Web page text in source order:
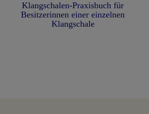
Klangschalen-Praxisbuch für
Besitzerinnen einer einzelnen
Klangschale